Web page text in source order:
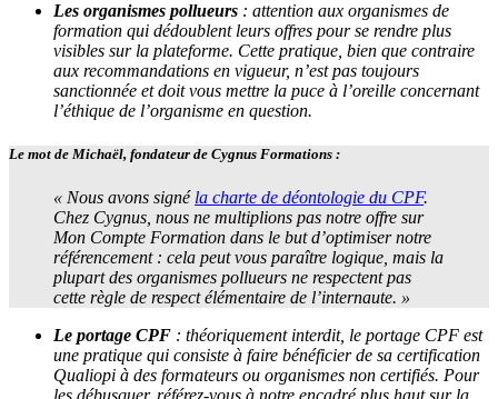
Les organismes pollueurs : attention aux organismes de
formation qui dédoublent leurs offres pour se rendre plus
visibles sur la plateforme. Cette pratique, bien que contraire
aux recommandations en vigueur, n’est pas toujours
sanctionnée et doit vous mettre la puce à l’oreille concernant
l’éthique de l’organisme en question.
Le mot de Michaël, fondateur de Cygnus Formations :
« Nous avons signé la charte de déontologie du CPF.
Chez Cygnus, nous ne multiplions pas notre offre sur
Mon Compte Formation dans le but d’optimiser notre
référencement : cela peut vous paraître logique, mais la
plupart des organismes pollueurs ne respectent pas
cette règle de respect élémentaire de l’internaute. »
Le portage CPF : théoriquement interdit, le portage CPF est
une pratique qui consiste à faire bénéficier de sa certification
Qualiopi à des formateurs ou organismes non certifiés. Pour